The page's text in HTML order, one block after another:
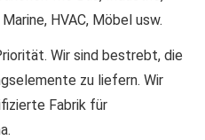
HVAC, Möbel usw.
Wir sind bestrebt, die
zu liefern. Wir
Fabrik für